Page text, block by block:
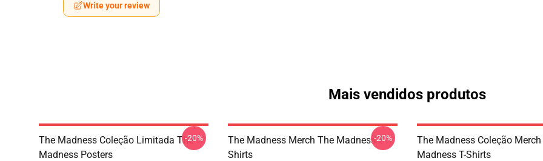
Write your review
Mais vendidos produtos
The Madness Coleção Limitada The
Madness Posters
-20%
The Madness Merch The Madness T-
Shirts
-20%
The Madness Coleção
Madness T-Shirts